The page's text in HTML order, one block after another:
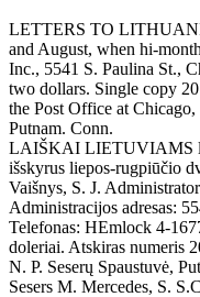
LETTERS TO
and August, when hi-
Inc., 5541 S. Paulina St.,
two dollars. Single copy 20
the Post Office at
Putnam. Conn.
LAIŠKAI LIETUVIAMS
išskyrus liepos-rugpiūčio
Vaišnys, S. J.
Administracijos adresas:
Telefonas: HEmlock 4-
doleriai. Atskiras numeris
N. P. Seserų
Sesers M. Mercedes, S.